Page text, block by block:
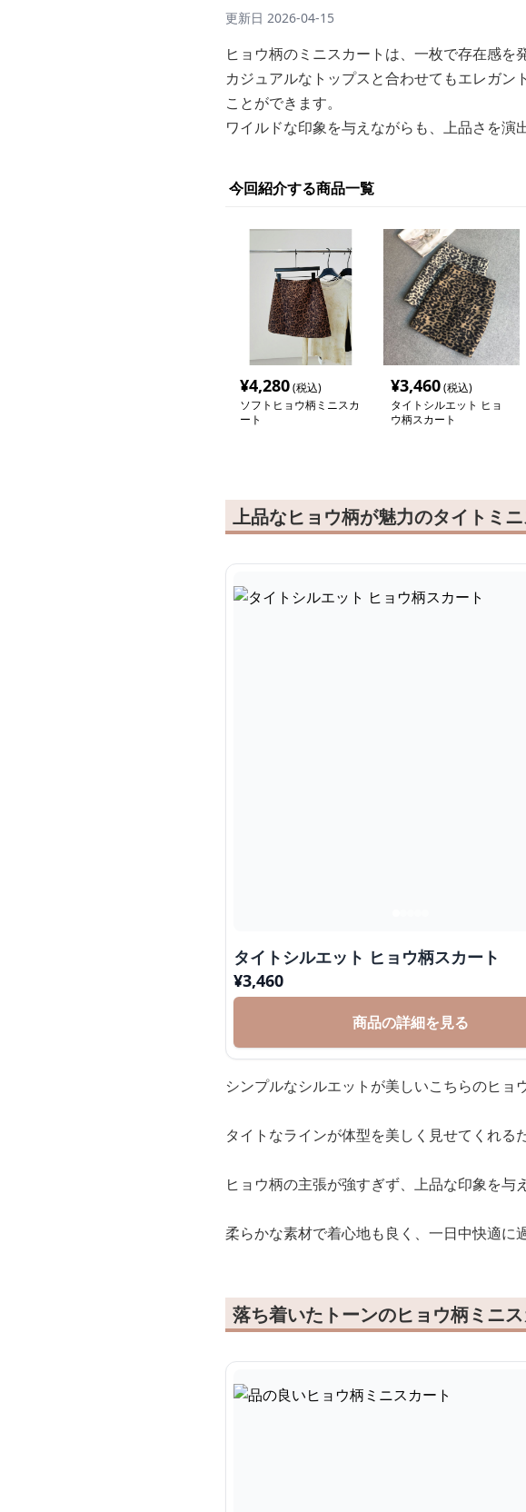
更新日 2026-04-15
ヒョウ柄のミニスカートは、一枚で存在感を
カジュアルなトップスと合わせてもエレガ
ことができます。
ワイルドな印象を与えながらも、上品さを演
今回紹介する商品一覧
¥4,280(税込)
ソフトヒョウ柄ミニスカ
ート
¥3,460(税込)
タイトシルエット ヒョ
ウ柄スカート
上品なヒョウ柄が魅力のタイトミ
タイトシルエット ヒョウ柄スカート
¥3,460
商品の詳細を見る
シンプルなシルエットが美しいこちらのヒョ
タイトなラインが体型を美しく見せてくれる
ヒョウ柄の主張が強すぎず、上品な印象を与
柔らかな素材で着心地も良く、一日中快適に
落ち着いたトーンのヒョウ柄ミニス